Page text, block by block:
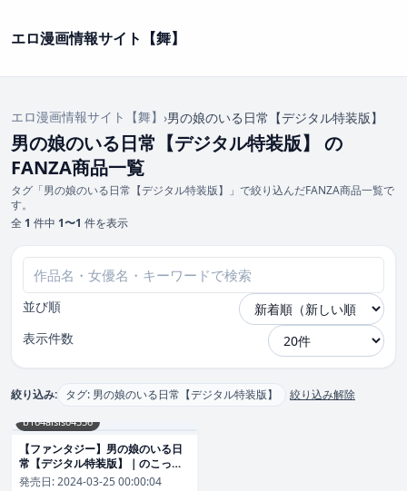
エロ漫画情報サイト【舞】
エロ漫画情報サイト【舞】 ›男の娘のいる日常【デジタル特装版】
男の娘のいる日常【デジタル特装版】 の
FANZA商品一覧
タグ「男の娘のいる日常【デジタル特装版】」で絞り込んだFANZA商品一覧で
す。
全 1 件中 1〜1 件を表示
並び順
表示件数
絞り込み: タグ: 男の娘のいる日常【デジタル特装版】 絞り込み解除
b164aisis04356
【ファンタジー】男の娘のいる日
常【デジタル特装版】｜のこっぱ
評価数
発売日:2024-03-25 00:00:04